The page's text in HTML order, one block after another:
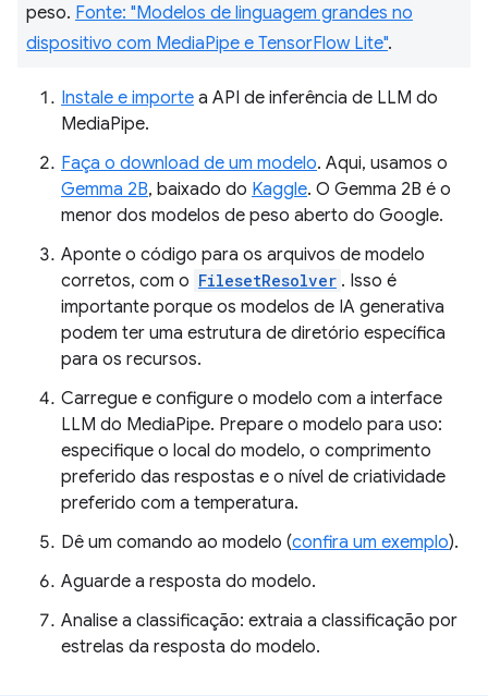
peso. Fonte: "Modelos de linguagem grandes no
dispositivo com MediaPipe e TensorFlow Lite".
Instale e importe a API de inferência de LLM do
MediaPipe.
Faça o download de um modelo. Aqui, usamos o
Gemma 2B, baixado do Kaggle. O Gemma 2B é o
menor dos modelos de peso aberto do Google.
Aponte o código para os arquivos de modelo
corretos, com o FilesetResolver . Isso é
importante porque os modelos de IA generativa
podem ter uma estrutura de diretório específica
para os recursos.
Carregue e configure o modelo com a interface
LLM do MediaPipe. Prepare o modelo para uso:
especifique o local do modelo, o comprimento
preferido das respostas e o nível de criatividade
preferido com a temperatura.
Dê um comando ao modelo (confira um exemplo).
Aguarde a resposta do modelo.
Analise a classificação: extraia a classificação por
estrelas da resposta do modelo.